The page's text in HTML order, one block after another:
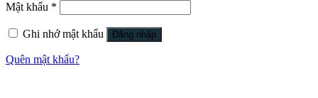
Mật khẩu *
Ghi nhớ mật khẩu Đăng nhập
Quên mật khẩu?